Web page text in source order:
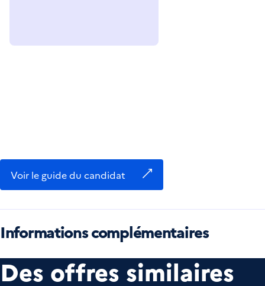
Voir le guide du candidat
Informations complémentaires
Des offres similaires